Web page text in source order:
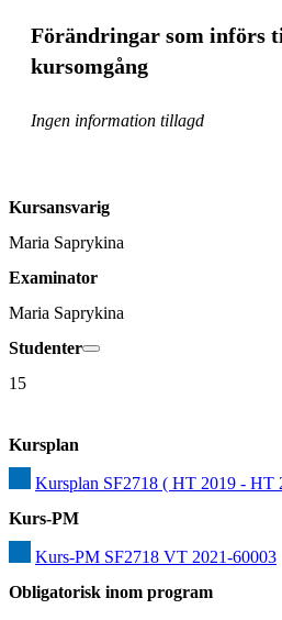
Förändringar som införs
kursomgång
Ingen information tillagd
Kursansvarig
Maria Saprykina
Examinator
Maria Saprykina
Studenter
15
Kursplan
Kursplan SF2718 ( HT 2019 - HT
Kurs-PM
Kurs-PM SF2718 VT 2021-60003
Obligatorisk inom program